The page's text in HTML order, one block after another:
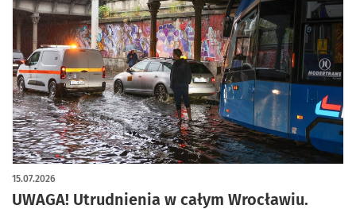
UWAGA! Utrudnienia w całym Wrocławiu.
15.07.2026
artykuł z galerią zdjęć